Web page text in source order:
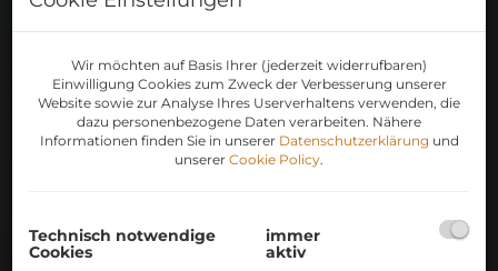
WAS IST ZU BEACHTEN?
Wir möchten auf Basis Ihrer (jederzeit widerrufbaren)
Einwilligung Cookies zum Zweck der Verbesserung unserer
Website sowie zur Analyse Ihres Userverhaltens verwenden, die
dazu personenbezogene Daten verarbeiten. Nähere
Informationen finden Sie in unserer Datenschutzerklärung und
unserer Cookie Policy.
Technisch notwendige
Cookies
immer
aktiv